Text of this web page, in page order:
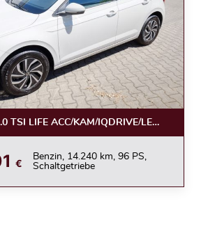
TSI LIFE ACC/KAM/IQDRIVE/LED/APPC/
€
Benzin, 14.240 km, 96 PS,
Schaltgetriebe